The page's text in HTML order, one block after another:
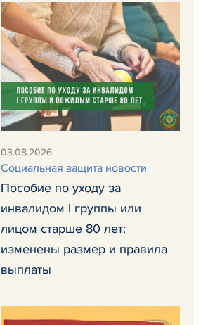
03.08.2026
Социальная защита новости
Пособие по уходу за
инвалидом I группы или
лицом старше 80 лет:
изменены размер и правила
выплаты